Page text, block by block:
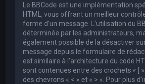
Le BBCode est une implémentation
HTML, vous offrant un meilleur
forme d’un message. L’utilisation du
déterminée par les administrateurs,
également possible de la désactiver
message depuis le formulaire de
est similaire à l’architecture du code
sont contenues entre des crochets « [ »
des chevrons « < » et « > ». Pour plus